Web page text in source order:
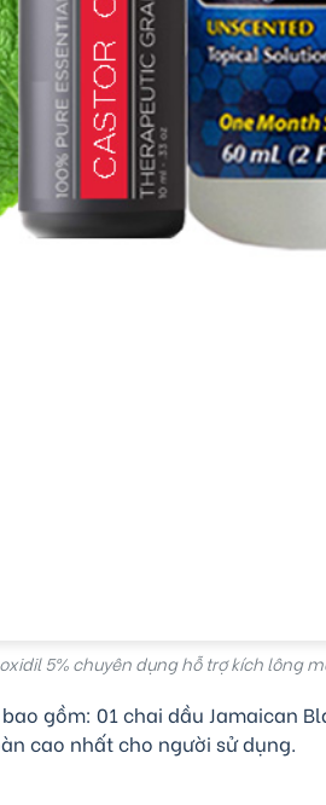
5% chuyên dụng hỗ trợ kích lông
bao gồm: 01 chai dầu Jamaican
cao nhất cho người sử dụng.